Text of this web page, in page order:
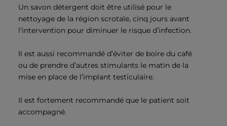
Un savon détergent doit être utilisé pour le
nettoyage de la région scrotale, cinq jours avant
l’intervention pour diminuer le risque d’infection.
Il est aussi recommandé d’éviter de boire du café
ou de prendre d’autres stimulants le matin de la
mise en place de l’implant testiculaire.
Il est fortement recommandé que le patient soit
accompagné.